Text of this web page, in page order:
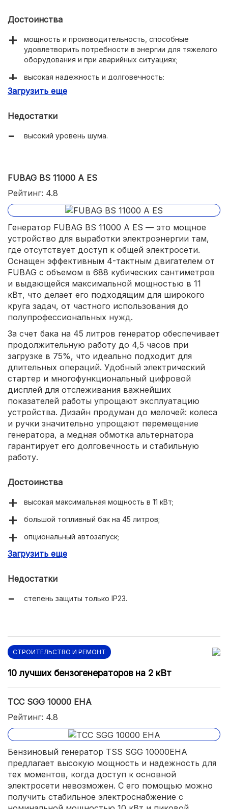
Достоинства
мощность и производительность, способные
удовлетворить потребности в энергии для тяжелого
оборудования и при аварийных ситуациях;
высокая надежность и долговечность;
автономная работа до 6 часов на полной мощности;
подключаемых устройств.
Загрузить еще
Недостатки
высокий уровень шума.
FUBAG BS 11000 A ES
Рейтинг: 4.8
Генератор FUBAG BS 11000 A ES — это мощное
устройство для выработки электроэнергии там,
где отсутствует доступ к общей электросети.
Оснащен эффективным 4-тактным двигателем от
FUBAG с объемом в 688 кубических сантиметров
и выдающейся максимальной мощностью в 11
кВт, что делает его подходящим для широкого
круга задач, от частного использования до
полупрофессиональных нужд.
За счет бака на 45 литров генератор обеспечивает
продолжительную работу до 4,5 часов при
загрузке в 75%, что идеально подходит для
длительных операций. Удобный электрический
стартер и многофункциональный цифровой
дисплей для отслеживания важнейших
показателей работы упрощают эксплуатацию
устройства. Дизайн продуман до мелочей: колеса
и ручки значительно упрощают перемещение
генератора, а медная обмотка альтернатора
гарантирует его долговечность и стабильную
работу.
Достоинства
высокая максимальная мощность в 11 кВт;
большой топливный бак на 45 литров;
опциональный автозапуск;
мультифункциональный дисплей для легкого контроля
мобильная конструкция с колесами и ручками.
Загрузить еще
Недостатки
степень защиты только IP23.
СТРОИТЕЛЬСТВО И РЕМОНТ
10 лучших бензогенераторов на 2 кВт
ТСС SGG 10000 EHA
Рейтинг: 4.8
Бензиновый генератор TSS SGG 10000EHА
предлагает высокую мощность и надежность для
тех моментов, когда доступ к основной
электросети невозможен. С его помощью можно
получить стабильное электроснабжение с